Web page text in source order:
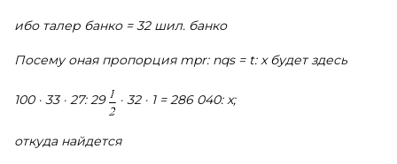
ибо талер банко = 32 шил. банко
Посему оная пропорция mpr: nqs = t: x будет здесь
100 · 33 · 27: 29 · 32 · 1 = 286 040: x;
откуда найдется